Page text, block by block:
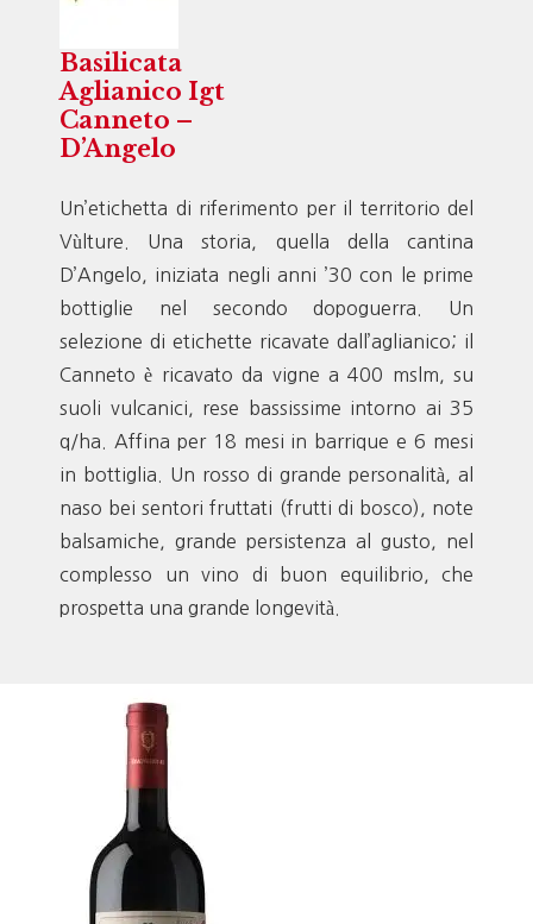
Basilicata
Aglianico Igt
Canneto –
D’Angelo
Un’etichetta di riferimento per il territorio del
Vùlture. Una storia, quella della cantina
D’Angelo, iniziata negli anni ’30 con le prime
bottiglie nel secondo dopoguerra. Un
selezione di etichette ricavate dall’aglianico; il
Canneto è ricavato da vigne a 400 mslm, su
suoli vulcanici, rese bassissime intorno ai 35
q/ha. Affina per 18 mesi in barrique e 6 mesi
in bottiglia. Un rosso di grande personalità, al
naso bei sentori fruttati (frutti di bosco), note
balsamiche, grande persistenza al gusto, nel
complesso un vino di buon equilibrio, che
prospetta una grande longevità.